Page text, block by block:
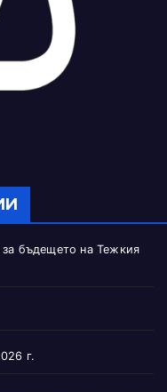
бъдещето на Тежкия
г.